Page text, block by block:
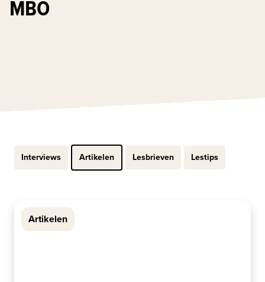
MBO
Interviews Artikelen Lesbrieven Lestips
Artikelen